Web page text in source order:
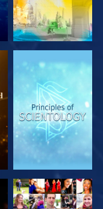
EXPLORA LAS
SERIES